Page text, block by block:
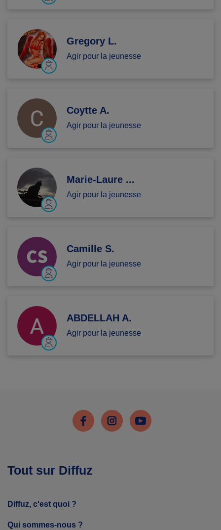
Gregory L.
Agir pour la jeunesse
Coytte A.
Agir pour la jeunesse
Marie-Laure ...
Agir pour la jeunesse
Camille S.
Agir pour la jeunesse
ABDELLAH A.
Agir pour la jeunesse
FacebookInstagramYoutube
Tout sur Diffuz
Diffuz, c'est quoi ?
Qui sommes-nous ?